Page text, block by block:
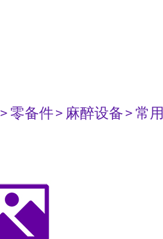
> 零备件> 麻醉设备> 常